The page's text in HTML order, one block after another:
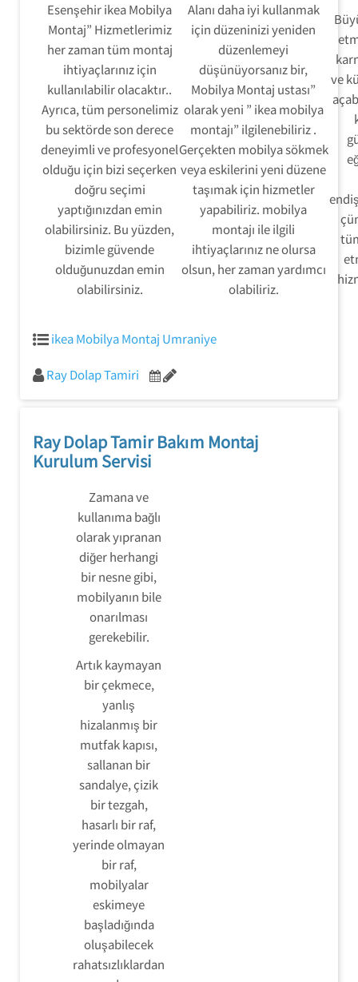
Esenşehir ikea Mobilya
Montaj” Hizmetlerimiz
her zaman tüm montaj
ihtiyaçlarınız için
kullanılabilir olacaktır..
Ayrıca, tüm personelimiz
bu sektörde son derece
deneyimli ve profesyonel
olduğu için bizi seçerken
doğru seçimi
yaptığınızdan emin
olabilirsiniz. Bu yüzden,
bizimle güvende
olduğunuzdan emin
olabilirsiniz.
Alanı daha iyi kullanmak
için düzeninizi yeniden
düzenlemeyi
düşünüyorsanız bir,
Mobilya Montaj ustası”
olarak yeni ” ikea mobilya
montajı” ilgilenebiliriz .
Gerçekten mobilya sökmek
veya eskilerini yeni düzene
taşımak için hizmetler
yapabiliriz. mobilya
montajı ile ilgili
ihtiyaçlarınız ne olursa
olsun, her zaman yardımcı
olabiliriz.
ve
ikea Mobilya Montaj Umraniye
Ray Dolap Tamiri
Ray Dolap Tamir Bakım Montaj
Kurulum Servisi
Zamana ve
kullanıma bağlı
olarak yıpranan
diğer herhangi
bir nesne gibi,
mobilyanın bile
onarılması
gerekebilir.
Artık kaymayan
bir çekmece,
yanlış
hizalanmış bir
mutfak kapısı,
sallanan bir
sandalye, çizik
bir tezgah,
hasarlı bir raf,
yerinde olmayan
bir raf,
mobilyalar
eskimeye
başladığında
oluşabilecek
rahatsızlıklardan